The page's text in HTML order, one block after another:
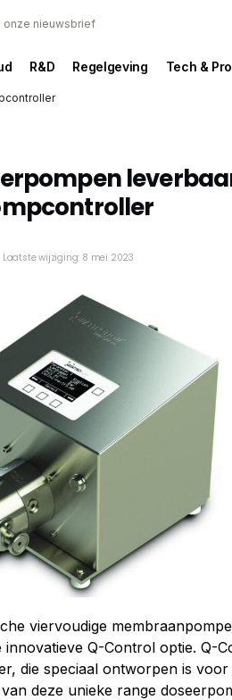
onze nieuwsbrief
R&D Regelgeving Tech &
Laatste wijziging: 8 mei 2023
viervoudige
Q-Control optie. Q-
die speciaal ontworpen is voor
deze unieke range